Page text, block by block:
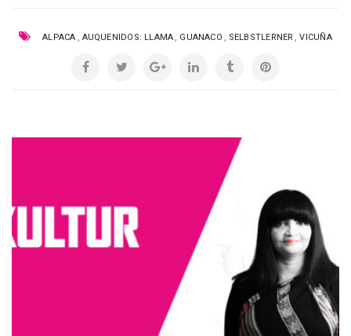
ALPACA AUQUENIDOS: LLAMA GUANACO SELBSTLERNER ,VICUÑA